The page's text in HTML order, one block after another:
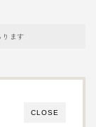
ます
CLOSE